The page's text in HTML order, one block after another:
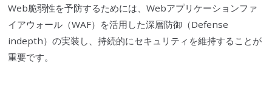
Web脆弱性を予防するためには、Webアプリケーションファ
イアウォール （WAF）を活用した深層防御（Defense
indepth）の実装し、持続的にセキュリティを維持することが
重要です。